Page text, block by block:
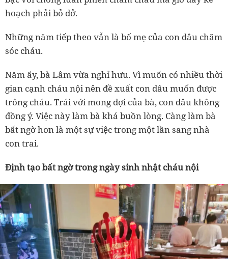
hoạch phải bỏ dở.
Những năm tiếp theo vẫn là bố mẹ của con dâu chăm
sóc cháu.
Năm ấy, bà Lâm vừa nghỉ hưu. Vì muốn có nhiều thời
gian cạnh cháu nội nên đề xuất con dâu muốn được
trông cháu. Trái với mong đợi của bà, con dâu không
đồng ý. Việc này làm bà khá buồn lòng. Càng làm bà
bất ngờ hơn là một sự việc trong một lần sang nhà
con trai.
Định tạo bất ngờ trong ngày sinh nhật cháu nội